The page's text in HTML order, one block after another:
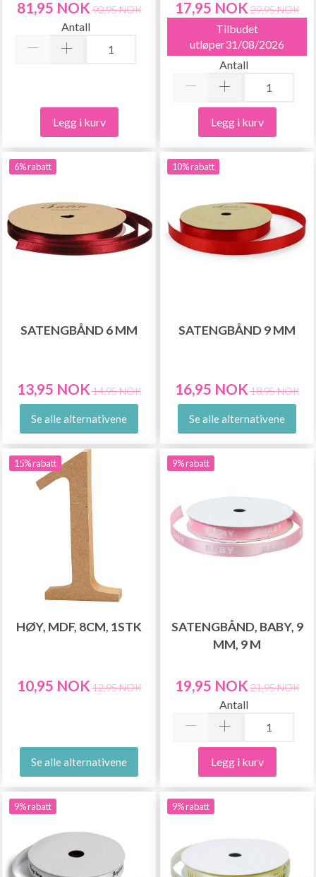
81,95 NOK 90,95 NOK
Antall
Legg i kurv
17,95 NOK 29,95 NOK
Tilbudet
utløper31/08/2026
Antall
Legg i kurv
6% rabatt
SATENGBÅND 6 MM
13,95 NOK 14,95 NOK
Se alle alternativene
10% rabatt
SATENGBÅND 9 MM
16,95 NOK 18,95 NOK
Se alle alternativene
15% rabatt
HØY, MDF, 8CM, 1STK
10,95 NOK 12,95 NOK
Se alle alternativene
9% rabatt
SATENGBÅND, BABY, 9
MM, 9 M
19,95 NOK 21,95 NOK
Antall
Legg i kurv
9% rabatt 9% rabatt